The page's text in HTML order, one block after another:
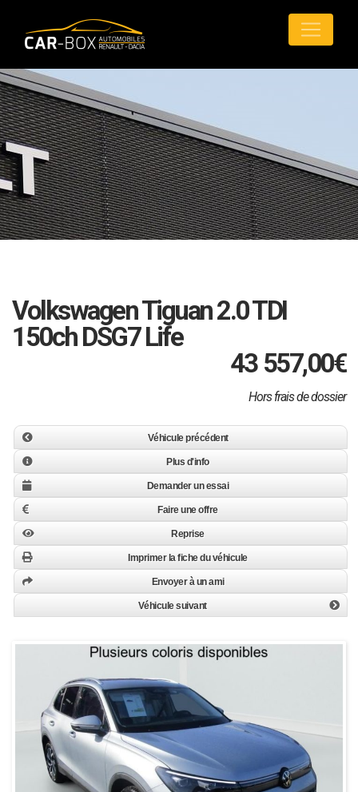
Volkswagen Tiguan 2.0 TDI
150ch DSG7 Life
43 557,00€
Hors frais de dossier
Véhicule précédent
Plus d'info
Demander un essai
Faire une offre
Reprise
Imprimer la fiche du véhicule
Envoyer à un ami
Véhicule suivant